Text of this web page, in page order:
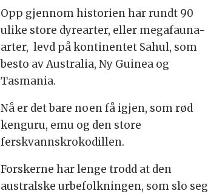
Opp gjennom historien har rundt 90
ulike store dyrearter, eller megafauna-
arter, levd på kontinentet Sahul, som
besto av Australia, Ny Guinea og
Tasmania.
Nå er det bare noen få igjen, som rød
kenguru, emu og den store
ferskvannskrokodillen.
Forskerne har lenge trodd at den
australske urbefolkningen, som slo seg